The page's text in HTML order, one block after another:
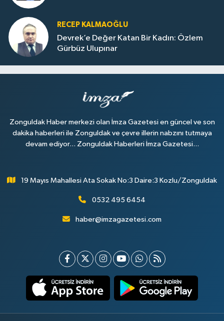
RECEP KALMAOĞLU
Devrek’e Değer Katan Bir Kadın: Özlem
Gürbüz Ulupınar
Zonguldak Haber merkezi olan İmza Gazetesi en güncel ve son
dakika haberleri ile Zonguldak ve çevre illerin nabzını tutmaya
devam ediyor... Zonguldak Haberleri İmza Gazetesi...
19 Mayıs Mahallesi Ata Sokak No:3 Daire:3 Kozlu/Zonguldak
0532 495 6454
haber@imzagazetesi.com